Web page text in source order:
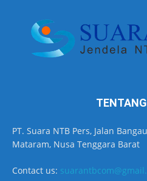
PT. Suara NTB Pers, Jalan
Mataram, Nusa Tenggara Barat
Contact us: